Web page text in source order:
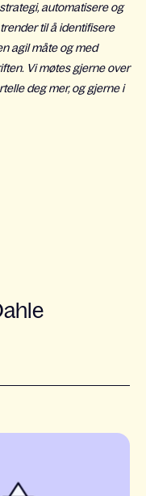
automatisere og
til å identifisere
agil måte og med
Vi møtes gjerne over
deg mer, og gjerne i